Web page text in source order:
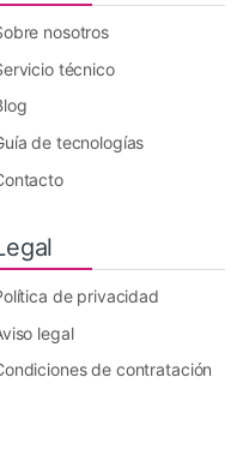
nosotros
técnico
de tecnologías
de privacidad
legal
de contratación